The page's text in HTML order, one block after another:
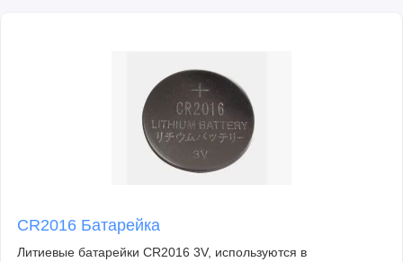
CR2016 Батарейка
Литиевые батарейки CR2016 3V, используются в